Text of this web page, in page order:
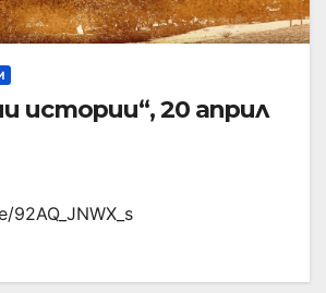
истории“, 20 април